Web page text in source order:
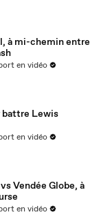
à mi-chemin entre
en vidéo
battre Lewis
en vidéo
Vendée Globe, à
en vidéo